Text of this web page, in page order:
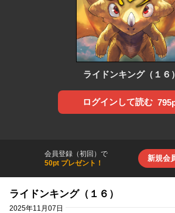
ライドンキング（１６）
ログインして読む
会員登録（初回）で
50pt プレゼント！
新規会
ライドンキング（１６）
2025年11月07日